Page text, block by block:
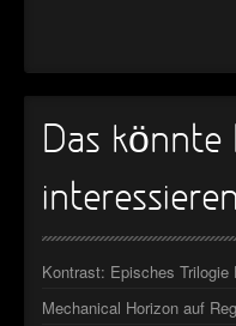
►
►
►
►
►
Das könnte
Kontrast: Episches Trilogie
Mechanical Horizon auf